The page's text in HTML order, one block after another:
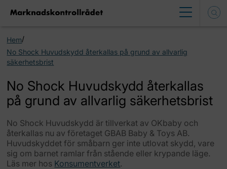
Hem/
No Shock Huvudskydd återkallas på grund av allvarlig
säkerhetsbrist
No Shock Huvudskydd återkallas
på grund av allvarlig säkerhetsbrist
No Shock Huvudskydd är tillverkat av OKbaby och
återkallas nu av företaget GBAB Baby & Toys AB.
Huvudskyddet för småbarn ger inte utlovat skydd, vare
sig om barnet ramlar från stående eller krypande läge.
Läs mer hos Konsumentverket.